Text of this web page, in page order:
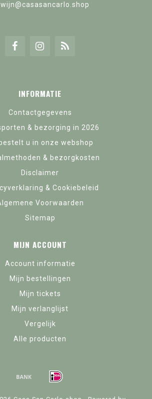
wijn@casasancarlo.shop
INFORMATIE
Contactgegevens
& bezorging in 2026
u in onze webshop
& bezorgkosten
Disclaimer
& Cookiebeleid
Voorwaarden
Sitemap
MIJN ACCOUNT
Account informatie
Mijn bestellingen
Mijn tickets
Mijn verlanglijst
Vergelijk
Alle producten